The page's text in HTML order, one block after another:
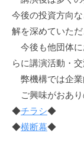
今後の投資方向
解を深めていただ
今後も他団体に
らに講演活動・
弊機構では企業
ご興味がおあり
◆チラシ◆
◆横断幕◆